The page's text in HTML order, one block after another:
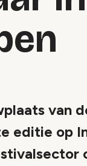
van
editie op